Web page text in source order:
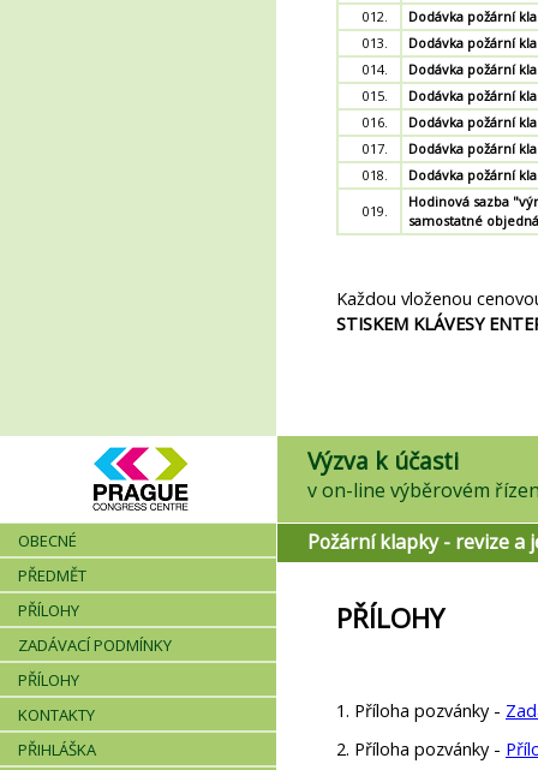
012.
Dodávka požární
013.
Dodávka požární
014.
Dodávka požární
015.
Dodávka požární
016.
Dodávka požární
017.
Dodávka požární
018.
Dodávka požární
019.
Hodinová sazba
samostatné
Každou vloženou
STISKEM KLÁVESY
Výzva k účasti
OBECNÉ
PŘEDMĚT
PŘÍLOHY
ZADÁVACÍ PODMÍNKY
PŘÍLOHY
KONTAKTY
PŘIHLÁŠKA
Požární klapky - revize a
PŘÍLOHY
1. Příloha pozvánky -
2. Příloha pozvánky -